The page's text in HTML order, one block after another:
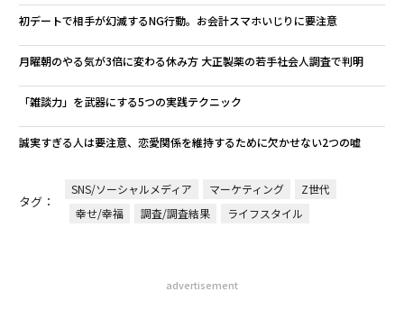
初デートで相手が幻滅するNG行動。お会計スマホいじりに要注意
月曜朝のやる気が3倍に変わる休み方 大正製薬の若手社会人調査で判明
「雑談力」を武器にする5つの実践テクニック
誠実すぎる人は要注意、恋愛関係を維持するために欠かせない2つの嘘
タグ：
SNS/ソーシャルメディア マーケティング
Z世代
幸せ/幸福
調査/調査結果 ライフスタイル
advertisement